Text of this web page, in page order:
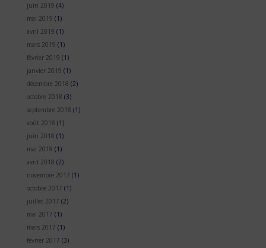
juin 2019 (4)
mai 2019 (1)
avril 2019 (1)
mars 2019 (1)
février 2019 (1)
janvier 2019 (1)
décembre 2018 (2)
octobre 2018 (3)
septembre 2018 (1)
août 2018 (1)
juin 2018 (1)
mai 2018 (1)
avril 2018 (2)
novembre 2017 (1)
octobre 2017 (1)
juillet 2017 (2)
mai 2017 (1)
mars 2017 (1)
février 2017 (3)